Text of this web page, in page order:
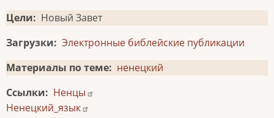
Цели
Новый Завет
Загрузки
Электронные библейские публикации
Материалы по теме
ненецкий
Ссылки
Ненцы
Ненецкий_язык